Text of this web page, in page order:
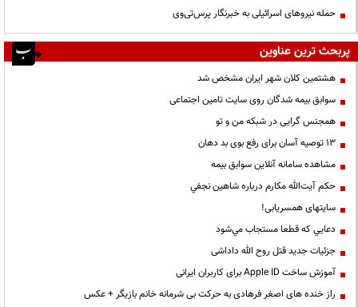
حمله نیروهای اسرائیلی به خبرنگار پرس‌تی‌وی
پربحث ترین عناوین
هشتمین کلان شهر ایران مشخص شد
سوابق بیمه شدگان روی سایت تامین اجتماعی
همجنس گرایی در شبکه من و تو
13 توصیه آسان برای رفع بوی بد دهان
مشاهده سامانه آنلاين سوابق بیمه
حكم آيت‌الله مكارم درباره شاهين نجفي
سایتهای همسریابی!
دعايي كه قطعا مستجاب مي‌شود
جزئیات جدید قتل روح الله داداشی
آموزش ساخت Apple ID برای کاربران ایرانی
راز خنده های اصغر فرهادی به حرکت بی شرمانه خانم بازیگر + عکس